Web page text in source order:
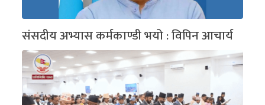
संसदीय अभ्यास कर्मकाण्डी भयो : विपिन आचार्य